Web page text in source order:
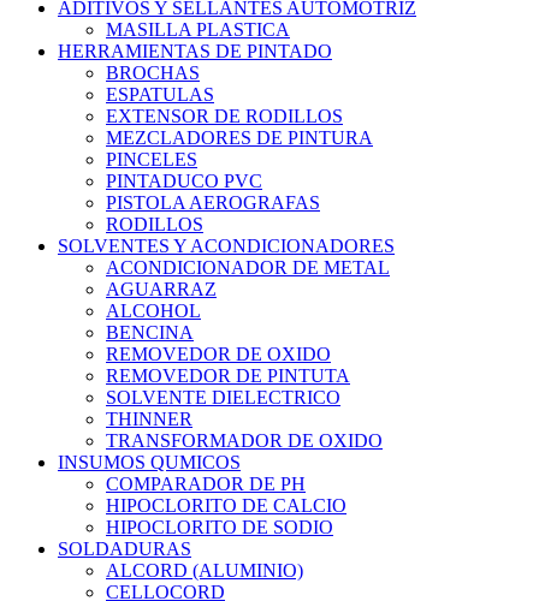
ADITIVOS Y SELLANTES AUTOMOTRIZ
MASILLA PLASTICA
HERRAMIENTAS DE PINTADO
BROCHAS
ESPATULAS
EXTENSOR DE RODILLOS
MEZCLADORES DE PINTURA
PINCELES
PINTADUCO PVC
PISTOLA AEROGRAFAS
RODILLOS
SOLVENTES Y ACONDICIONADORES
ACONDICIONADOR DE METAL
AGUARRAZ
ALCOHOL
BENCINA
REMOVEDOR DE OXIDO
REMOVEDOR DE PINTUTA
SOLVENTE DIELECTRICO
THINNER
TRANSFORMADOR DE OXIDO
INSUMOS QUMICOS
COMPARADOR DE PH
HIPOCLORITO DE CALCIO
HIPOCLORITO DE SODIO
SOLDADURAS
ALCORD (ALUMINIO)
CELLOCORD